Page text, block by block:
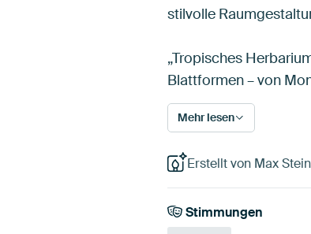
stilvolle
„Tropisches
Blattformen – von
Mehr lesen
Erstellt von Max
Stimmungen